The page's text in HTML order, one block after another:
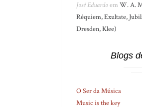
José EduardoemW. A.
Réquiem, Exultate,
Dresden, Klee)
Blogs
O Ser da Música
Music is the key